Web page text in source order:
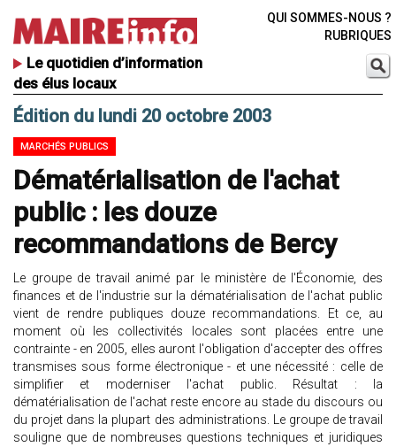
Le quotidien d’information
des élus locaux
QUI SOMMES-NOUS ?
RUBRIQUES
Édition du lundi 20 octobre 2003
MARCHÉS PUBLICS
Dématérialisation de l'achat
public : les douze
recommandations de Bercy
Le groupe de travail animé par le ministère de l'Économie, des
finances et de l'industrie sur la dématérialisation de l'achat public
vient de rendre publiques douze recommandations. Et ce, au
moment où les collectivités locales sont placées entre une
contrainte - en 2005, elles auront l'obligation d'accepter des offres
transmises sous forme électronique - et une nécessité : celle de
simplifier et moderniser l'achat public. Résultat : la
dématérialisation de l'achat reste encore au stade du discours ou
du projet dans la plupart des administrations. Le groupe de travail
souligne que de nombreuses questions techniques et juridiques